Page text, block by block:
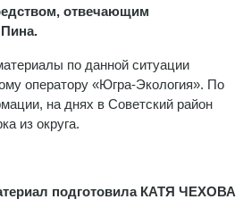
отвечающим
по данной ситуации
оператору «Югра-Экология». По
на днях в Советский район
из округа.
подготовила КАТЯ ЧЕХОВА